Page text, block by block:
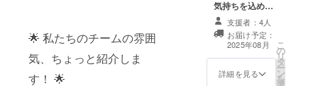
🌟 私たちのチームの雰囲
気、ちょっと紹介しま
す！ 🌟
くださ
い。
【グッ
ズ】 帝
京長岡
ナルタ
ださい
(OBOG
、〇〇
選手保
護者の
〇〇選
気持ちを込め
て、お礼のメッ
セージをお送り
します。 このリ
ターンは3,000円
のリターンと同
じ内容になりま
支援者：4人
お届け予定：
2025年08月
詳細を見る
こ
の
リ
タ
ー
ン
を